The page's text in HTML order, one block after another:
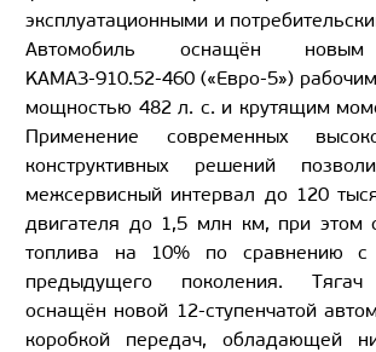
эксплуатационными и
Автомобиль оснащён новым
KAMAЗ-910.52-460 («Евро-5»)
мощностью 482 л. с. и крутящим
Применение современных
конструктивных решений
межсервисный интервал до 120
двигателя до 1,5 млн км, при этом
топлива на 10% по сравнению с
предыдущего поколения.
оснащён новой 12-ступенчатой
коробкой передач, обладающей